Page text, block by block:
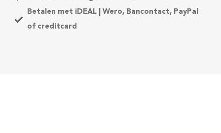
Betalen met iDEAL | Wero, Bancontact, PayPal
of creditcard